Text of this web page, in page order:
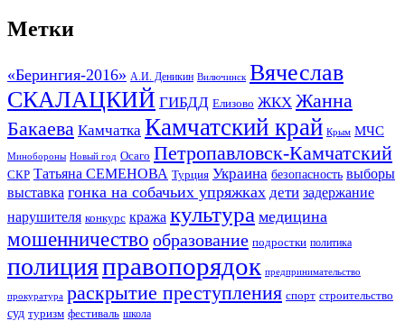
Метки
«Берингия-2016» А.И. Деникин Вилючинск Вячеслав
СКАЛАЦКИЙ ГИБДД Елизово ЖКХ Жанна
Бакаева Камчатка Камчатский край Крым МЧС
Минобороны Новый год Осаго Петропавловск-Камчатский
СКР Татьяна СЕМЕНОВА Турция Украина безопасность выборы
выставка гонка на собачьих упряжках дети задержание
нарушителя конкурс кража культура медицина
мошенничество образование подростки политика
полицияправопорядок предпринимательство
прокуратура раскрытие преступления спорт строительство
суд туризм фестиваль школа